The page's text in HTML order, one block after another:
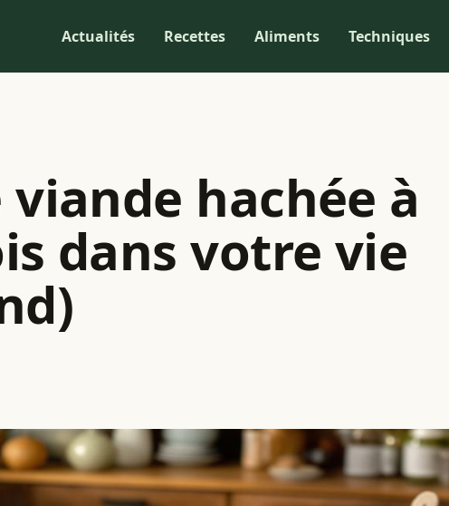
Actualités Recettes Aliments Techniques
hachée à
dans votre vie